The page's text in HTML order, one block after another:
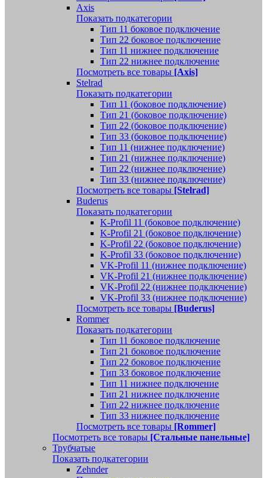
Axis
Показать подкатегории
Тип 11 боковое подключение
Тип 22 боковое подключение
Тип 11 нижнее подключение
Тип 22 нижнее подключение
Посмотреть все товары [Axis]
Stelrad
Показать подкатегории
Tип 11 (боковое подключение)
Тип 21 (боковое подключение)
Тип 22 (боковое подключение)
Тип 33 (боковое подключение)
Тип 11 (нижнее подключение)
Тип 21 (нижнее подключение)
Тип 22 (нижнее подключение)
Тип 33 (нижнее подключение)
Посмотреть все товары [Stelrad]
Buderus
Показать подкатегории
K-Profil 11 (боковое подключение)
K-Profil 21 (боковое подключение)
K-Profil 22 (боковое подключение)
K-Profil 33 (боковое подключение)
VK-Profil 11 (нижнее подключение)
VK-Profil 21 (нижнее подключение)
VK-Profil 22 (нижнее подключение)
VK-Profil 33 (нижнее подключение)
Посмотреть все товары [Buderus]
Rommer
Показать подкатегории
Тип 11 боковое подключение
Тип 21 боковое подключение
Тип 22 боковое подключение
Тип 33 боковое подключение
Тип 11 нижнее подключение
Тип 21 нижнее подключение
Тип 22 нижнее подключение
Тип 33 нижнее подключение
Посмотреть все товары [Rommer]
Посмотреть все товары [Стальные панельные]
Трубчатые
Показать подкатегории
Zehnder